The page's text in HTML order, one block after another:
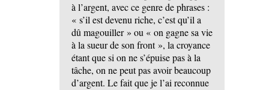
à l’argent, avec ce genre de phrases :
« s’il est devenu riche, c’est qu’il a
dû magouiller » ou « on gagne sa vie
à la sueur de son front », la croyance
étant que si on ne s’épuise pas à la
tâche, on ne peut pas avoir beaucoup
d’argent. Le fait que je l’ai reconnue